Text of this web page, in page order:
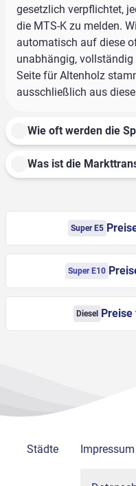
gesetzlich verpflichtet,
die MTS-K zu melden.
automatisch auf diese
unabhängig,
Seite für Altenholz
ausschließlich aus
Wie oft werden die
Was ist die
Super E5
Super E10
Diesel
Städte Impressum